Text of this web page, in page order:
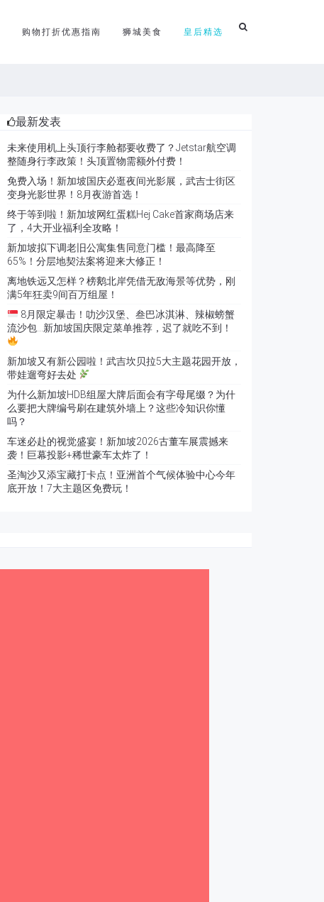
购物打折优惠指南 狮城美食 皇后精选
最新发表
未来使用机上头顶行李舱都要收费了？Jetstar航空调
整随身行李政策！头顶置物需额外付费！
免费入场！新加坡国庆必逛夜间光影展，武吉士街区
变身光影世界！8月夜游首选！
终于等到啦！新加坡网红蛋糕Hej Cake首家商场店来
了，4大开业福利全攻略！
新加坡拟下调老旧公寓集售同意门槛！最高降至
65%！分层地契法案将迎来大修正！
离地铁远又怎样？榜鹅北岸凭借无敌海景等优势，刚
满5年狂卖9间百万组屋！
8月限定暴击！叻沙汉堡、叁巴冰淇淋、辣椒螃蟹
流沙包…新加坡国庆限定菜单推荐，迟了就吃不到！
新加坡又有新公园啦！武吉坎贝拉5大主题花园开放，
带娃遛弯好去处
为什么新加坡HDB组屋大牌后面会有字母尾缀？为什
么要把大牌编号刷在建筑外墙上？这些冷知识你懂
吗？
车迷必赴的视觉盛宴！新加坡2026古董车展震撼来
袭！巨幕投影+稀世豪车太炸了！
圣淘沙又添宝藏打卡点！亚洲首个气候体验中心今年
底开放！7大主题区免费玩！